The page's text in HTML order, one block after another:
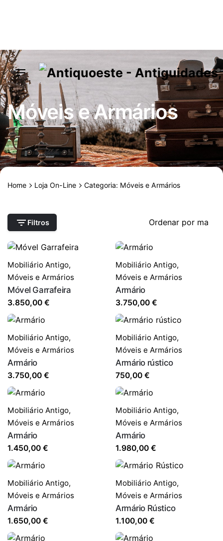
Móveis e Armários
Home Loja On-Line Categoria: Móveis e Armários
Filtros
Mobiliário Antigo,
Móveis e Armários
Móvel Garrafeira
3.850,00 €
Mobiliário Antigo,
Móveis e Armários
Armário
3.750,00 €
Mobiliário Antigo,
Móveis e Armários
Armário
3.750,00 €
Mobiliário Antigo,
Móveis e Armários
Armário rústico
750,00 €
Mobiliário Antigo,
Móveis e Armários
Armário
1.450,00 €
Mobiliário Antigo,
Móveis e Armários
Armário
1.980,00 €
Mobiliário Antigo,
Móveis e Armários
Armário
1.650,00 €
Mobiliário Antigo,
Móveis e Armários
Armário Rústico
1.100,00 €